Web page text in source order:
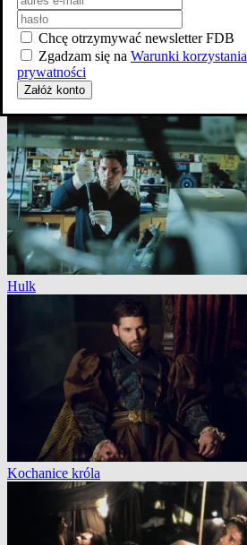
Hulk
Hulk
Kochanice króla
Chcę otrzymywać newsletter FDB
Zgadzam się na Warunki korzystania
prywatności
Załóż konto